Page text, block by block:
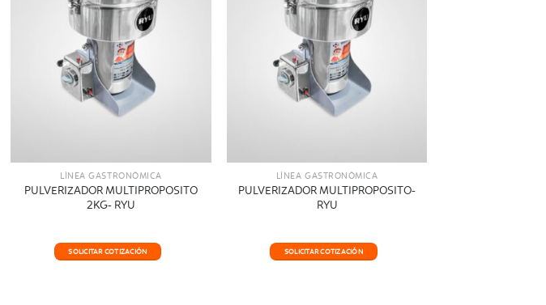
LÍNEA GASTRONÓMICA
PULVERIZADOR MULTIPROPOSITO
2KG- RYU
SOLICITAR COTIZACIÓN
LÍNEA GASTRONÓMICA
PULVERIZADOR MULTIPROPOSITO-
RYU
SOLICITAR COTIZACIÓN